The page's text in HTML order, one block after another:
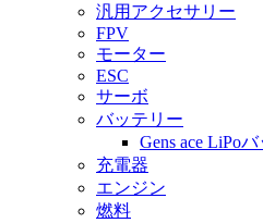
汎用アクセサリー
FPV
モーター
ESC
サーボ
バッテリー
Gens ace LiPo
充電器
エンジン
燃料